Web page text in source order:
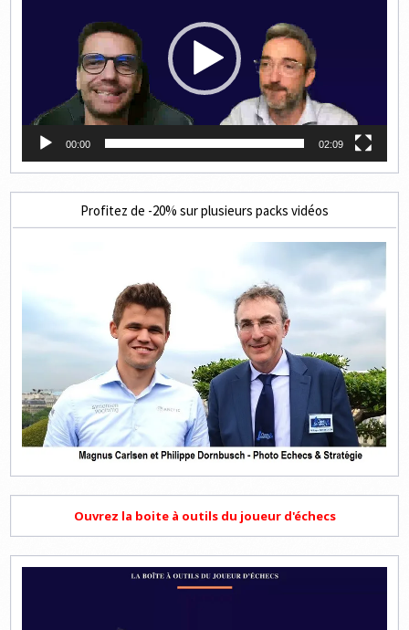
00:00 02:09
Profitez de -20% sur plusieurs packs vidéos
Ouvrez la boite à outils du joueur d'échecs